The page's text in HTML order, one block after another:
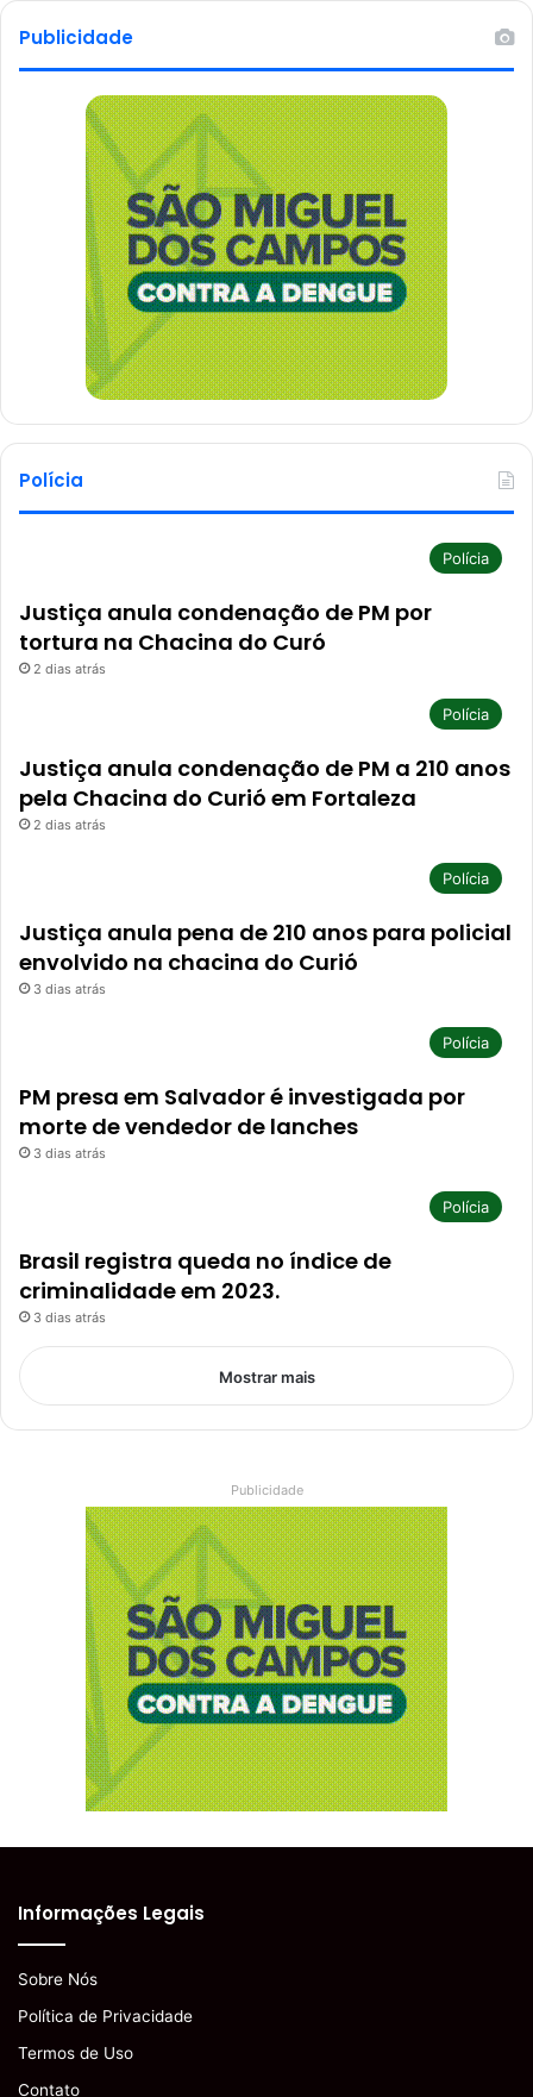
Publicidade
Polícia
Polícia
Justiça anula condenação de PM por
tortura na Chacina do Curó
2 dias atrás
Polícia
Justiça anula condenação de PM a 210 anos
pela Chacina do Curió em Fortaleza
2 dias atrás
Polícia
Justiça anula pena de 210 anos para policial
envolvido na chacina do Curió
3 dias atrás
Polícia
PM presa em Salvador é investigada por
morte de vendedor de lanches
3 dias atrás
Polícia
Brasil registra queda no índice de
criminalidade em 2023.
3 dias atrás
Mostrar mais
Publicidade
Informações Legais
Sobre Nós
Política de Privacidade
Termos de Uso
Contato